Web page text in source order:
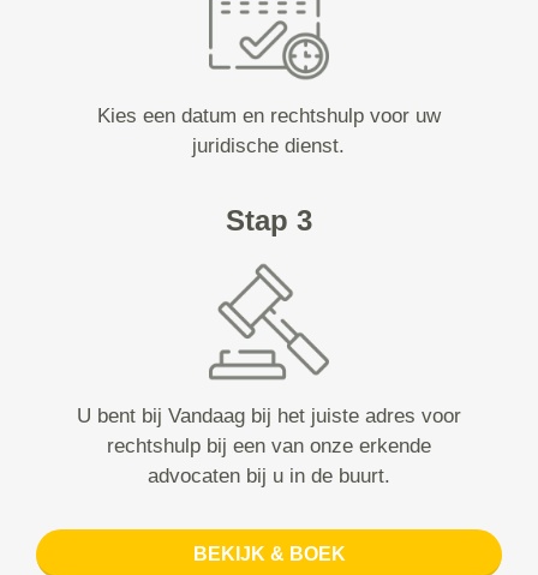
Kies een datum en rechtshulp voor uw
juridische dienst.
Stap 3
U bent bij Vandaag bij het juiste adres voor
rechtshulp bij een van onze erkende
advocaten bij u in de buurt.
BEKIJK & BOEK